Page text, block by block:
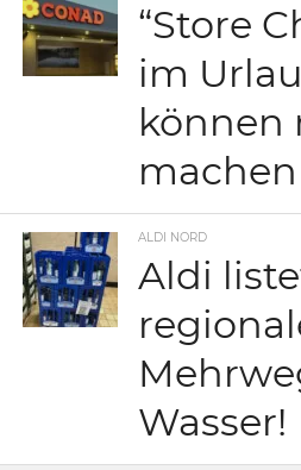
“Store
im
können
machen
ALDI NORD
Aldi
Wasser!